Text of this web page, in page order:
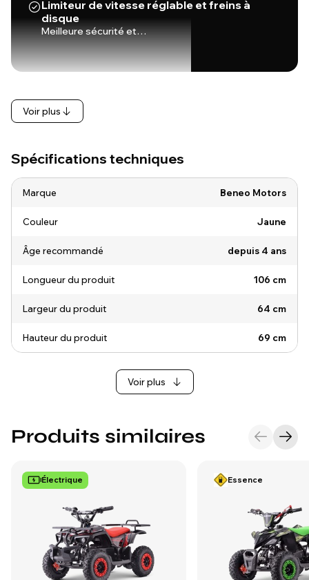
Limiteur de vitesse réglable et freins à
disque
Meilleure sécurité et…
Voir plus
Spécifications techniques
Marque Beneo Motors
Couleur Jaune
Âge recommandé depuis 4 ans
Longueur du produit 106 cm
Largeur du produit 64 cm
Hauteur du produit 69 cm
Voir plus
Produits similaires
Électrique Essence